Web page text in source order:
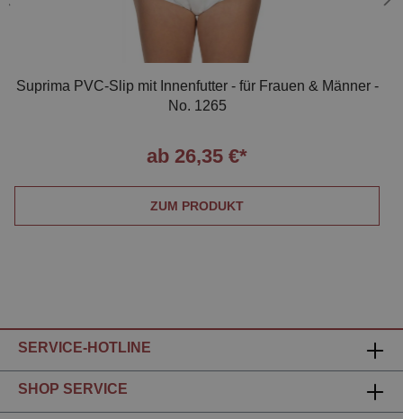
Suprima PVC-Slip mit Innenfutter - für Frauen & Männer -
No. 1265
ab 26,35 €*
ZUM PRODUKT
SERVICE-HOTLINE
SHOP SERVICE